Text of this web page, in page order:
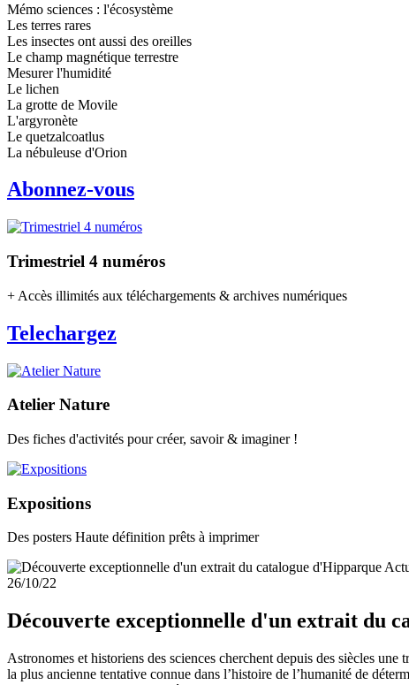
Mémo sciences : l'écosystème
Les terres rares
Les insectes ont aussi des oreilles
Le champ magnétique terrestre
Mesurer l'humidité
Le lichen
La grotte de Movile
L'argyronète
Le quetzalcoatlus
La nébuleuse d'Orion
Abonnez-vous
Trimestriel 4 numéros
+ Accès illimités aux téléchargements & archives numériques
Telechargez
Atelier Nature
Des fiches d'activités pour créer, savoir & imaginer !
Expositions
Des posters Haute définition prêts à imprimer
26/10/22
Découverte exceptionnelle d'un extrait du
Astronomes et historiens des sciences cherchent depuis des siècles
la plus ancienne tentative connue dans l’histoire de l’humanité de